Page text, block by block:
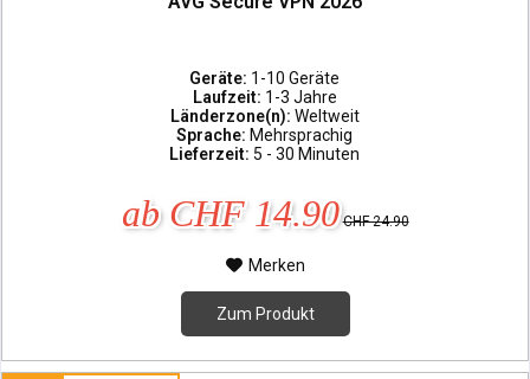
Geräte: 1-10 Geräte
Laufzeit: 1-3 Jahre
Länderzone(n): Weltweit
Sprache:Mehrsprachig
Lieferzeit: 5 - 30 Minuten
ab CHF 14.90 CHF 24.90
Merken
Zum Produkt